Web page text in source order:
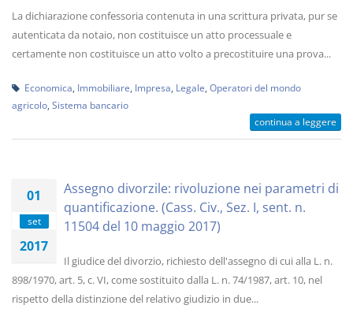
La dichiarazione confessoria contenuta in una scrittura privata, pur se
autenticata da notaio, non costituisce un atto processuale e
certamente non costituisce un atto volto a precostituire una prova...
Economica Immobiliare Impresa Legale Operatori del mondo
agricolo Sistema bancario
continua a leggere
01
set
2017
Assegno divorzile: rivoluzione nei parametri di
quantificazione. (Cass. Civ., Sez. I, sent. n.
11504 del 10 maggio 2017)
Il giudice del divorzio, richiesto dell'assegno di cui alla L. n.
898/1970, art. 5, c. VI, come sostituito dalla L. n. 74/1987, art. 10, nel
rispetto della distinzione del relativo giudizio in due...